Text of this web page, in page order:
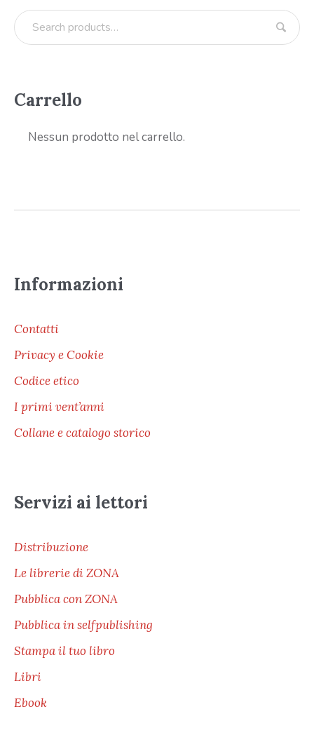
Carrello
Nessun prodotto nel carrello.
Informazioni
Contatti
Privacy e Cookie
Codice etico
I primi vent’anni
Collane e catalogo storico
Servizi ai lettori
Distribuzione
Le librerie di ZONA
Pubblica con ZONA
Pubblica in selfpublishing
Stampa il tuo libro
Libri
Ebook